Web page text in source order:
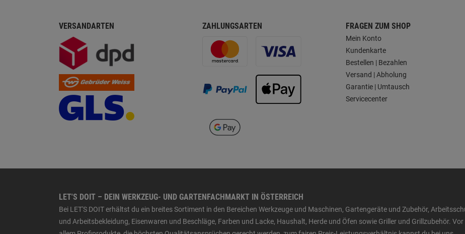
VERSANDARTEN ZAHLUNGSARTEN FRAGEN ZUM SHOP
Mein Konto
Kundenkarte
Bestellen | Bezahlen
Versand | Abholung
Garantie | Umtausch
Servicecenter
LET'S DOIT – DEIN WERKZEUG- UND GARTENFACHMARKT IN ÖSTERREICH
Bei LET'S DOIT erhältst du ein breites Sortiment in den Bereichen Werkzeuge und Maschinen, Gartengeräte und Zubehör,
und Arbeitsbekleidung, Eisenwaren und Beschläge, Farben und Lacke, Haushalt, Herde und Öfen sowie Griller und Grillzubehör. Vor